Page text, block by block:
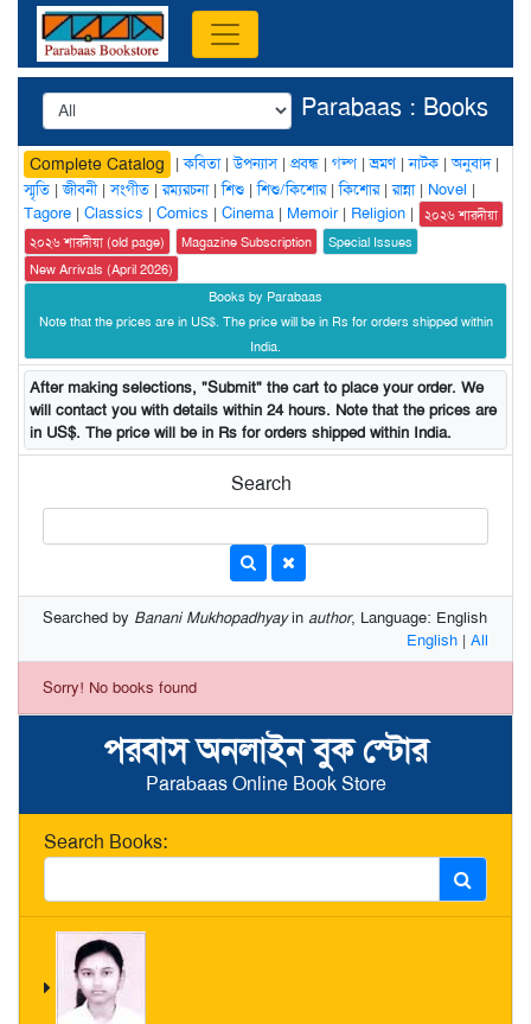
পরবাস অনলাইন বুক স্টোর
Parabaas Online Book Store
Search Books:
Parabaas : Books
Complete Catalog |কবিতা|উপন্যাস| প্রবন্ধ | গল্প |ভ্রমণ|নাটক |অনুবাদ|
স্মৃতি |জীবনী|সংগীত |রম্যরচনা|শিশু |শিশু/কিশোর|কিশোর|রান্না| Novel |
Tagore | Classics | Comics | Cinema | Memoir| Religion |
২০২৬ শারদীয়া
২০২৬ শারদীয়া (old page)
Magazine Subscription
Special Issues
New Arrivals (April 2026)
Books by Parabaas
Note that the prices are in US$. The price will be in Rs for orders shipped within
India.
After making selections, "Submit" the cart to place your order. We
will contact you with details within 24 hours. Note that the prices are
in US$. The price will be in Rs for orders shipped within India.
Search
Searched by Banani Mukhopadhyayin author, Language: English
English | All
Sorry! No books found